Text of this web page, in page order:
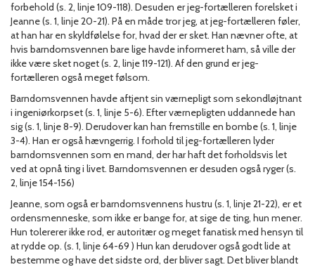
forbehold (s. 2, linje 109-118). Desuden er jeg-fortælleren forelsket i
Jeanne (s. 1, linje 20-21). På en måde tror jeg, at jeg-fortælleren føler,
at han har en skyldfølelse for, hvad der er sket. Han nævner ofte, at
hvis barndomsvennen bare lige havde informeret ham, så ville der
ikke være sket noget (s. 2, linje 119-121). Af den grund er jeg-
fortælleren også meget følsom.
Barndomsvennen havde aftjent sin værnepligt som sekondløjtnant
i ingeniørkorpset (s. 1, linje 5-6). Efter værnepligten uddannede han
sig (s. 1, linje 8-9). Derudover kan han fremstille en bombe (s. 1, linje
3-4). Han er også hævngerrig. I forhold til jeg-fortælleren lyder
barndomsvennen som en mand, der har haft det forholdsvis let
ved at opnå ting i livet. Barndomsvennen er desuden også ryger (s.
2, linje 154-156)
Jeanne, som også er barndomsvennens hustru (s. 1, linje 21-22), er et
ordensmenneske, som ikke er bange for, at sige de ting, hun mener.
Hun tolererer ikke rod, er autoritær og meget fanatisk med hensyn til
at rydde op. (s. 1, linje 64-69 ) Hun kan derudover også godt lide at
bestemme og have det sidste ord, der bliver sagt. Det bliver blandt